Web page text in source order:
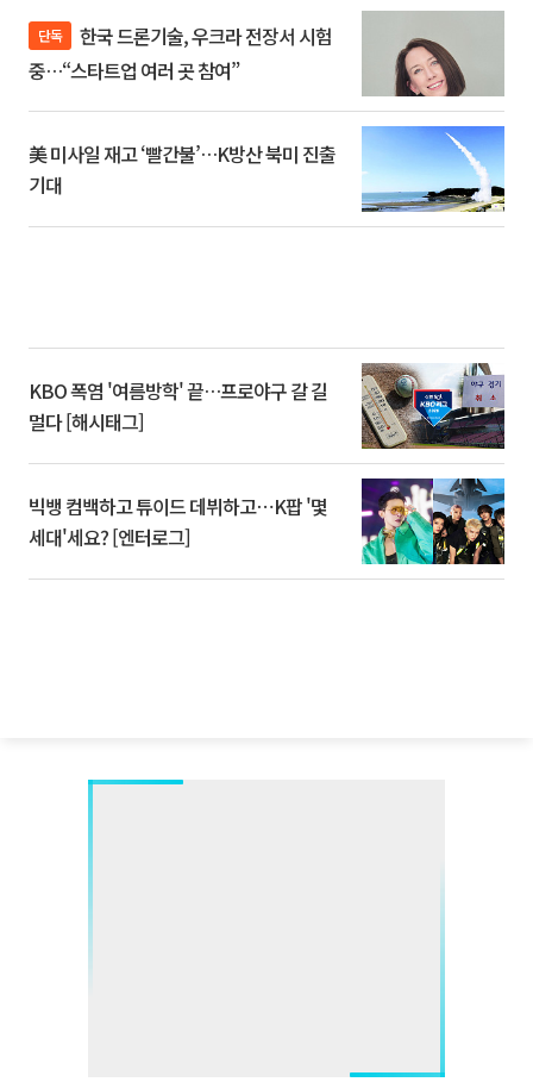
단독
중…“스타트업 여러 곳 참여”
美 미사일 재고 ‘빨간불’…K방산 북미 진출
기대
KBO 폭염 '여름방학' 끝…프로야구 갈 길
멀다 [해시태그]
빅뱅 컴백하고 튜이드 데뷔하고⋯K팝 '몇
세대'세요? [엔터로그]